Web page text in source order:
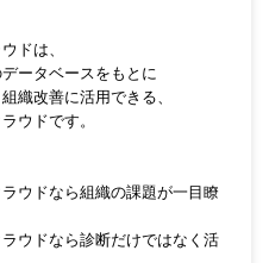
ドは、
ータベースをもとに
織改善に活用できる、
ウドです。
ラウドなら組織の課題が一目瞭
ラウドなら診断だけではなく活